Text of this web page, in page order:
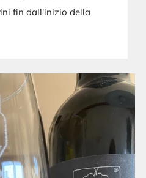
fin dall'inizio della